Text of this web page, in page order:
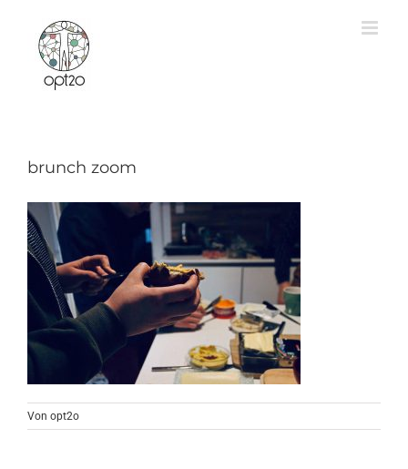
springen
brunch zoom
Von opt2o